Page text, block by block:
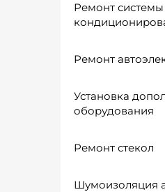
Ремонт системы
Ремонт
Установка
оборудования
Ремонт стекол
Шумоизоляция